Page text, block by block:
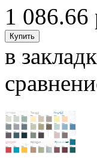
1 086.66
в